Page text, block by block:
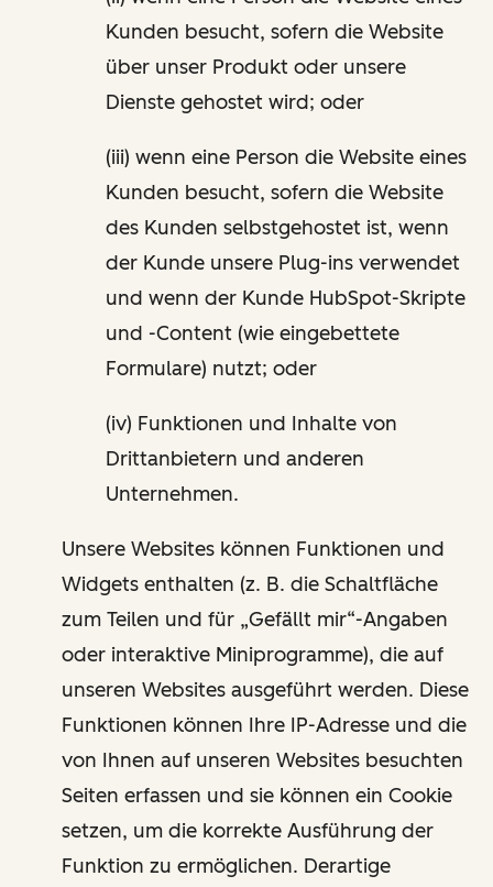
Kunden besucht, sofern die Website
über unser Produkt oder unsere
Dienste gehostet wird; oder
(iii) wenn eine Person die Website eines
Kunden besucht, sofern die Website
des Kunden selbstgehostet ist, wenn
der Kunde unsere Plug-ins verwendet
und wenn der Kunde HubSpot-Skripte
und -Content (wie eingebettete
Formulare) nutzt; oder
(iv) Funktionen und Inhalte von
Drittanbietern und anderen
Unternehmen.
Unsere Websites können Funktionen und
Widgets enthalten (z. B. die Schaltfläche
zum Teilen und für „Gefällt mir“-Angaben
oder interaktive Miniprogramme), die auf
unseren Websites ausgeführt werden. Diese
Funktionen können Ihre IP-Adresse und die
von Ihnen auf unseren Websites besuchten
Seiten erfassen und sie können ein Cookie
setzen, um die korrekte Ausführung der
Funktion zu ermöglichen. Derartige